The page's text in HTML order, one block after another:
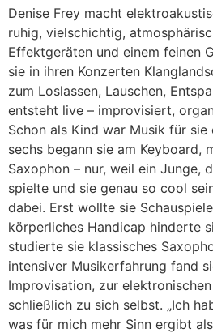
Denise Frey macht
ruhig, vielschichtig,
Effektgeräten und einem feinen
sie in ihren Konzerten
zum Loslassen, Lauschen,
entsteht live – improvisiert,
Schon als Kind war Musik für
sechs begann sie am Keyboard,
Saxophon – nur, weil ein Junge,
spielte und sie genau so cool
dabei. Erst wollte sie
körperliches Handicap hinderte
studierte sie klassisches
intensiver Musikerfahrung fand
Improvisation, zur
schließlich zu sich selbst. „Ich
was für mich mehr Sinn ergibt